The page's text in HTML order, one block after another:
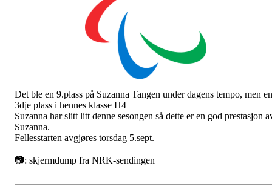
Det ble en 9.plass på Suzanna Tangen under dagens tempo, men en
3dje plass i hennes klasse H4
Suzanna har slitt litt denne sesongen så dette er en god prestasjon
Suzanna.
Fellesstarten avgjøres torsdag 5.sept.
📷: skjermdump fra NRK-sendingen